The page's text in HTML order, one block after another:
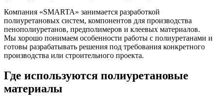
Компания «SMARTA» занимается разработкой
полиуретановых систем, компонентов для производства
пенополиуретанов, предполимеров и клеевых материалов.
Мы хорошо понимаем особенности работы с полиуретанами и
готовы разрабатывать решения под требования конкретного
производства или строительного проекта.
Где используются полиуретановые
материалы